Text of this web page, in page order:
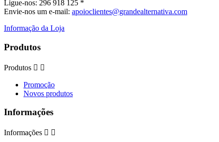
Ligue-nos: 296 918 125 *
Envie-nos um e-mail: apoioclientes@grandealternativa.com
Informação da Loja
Produtos
Produtos  
Promoção
Novos produtos
Informações
Informações  